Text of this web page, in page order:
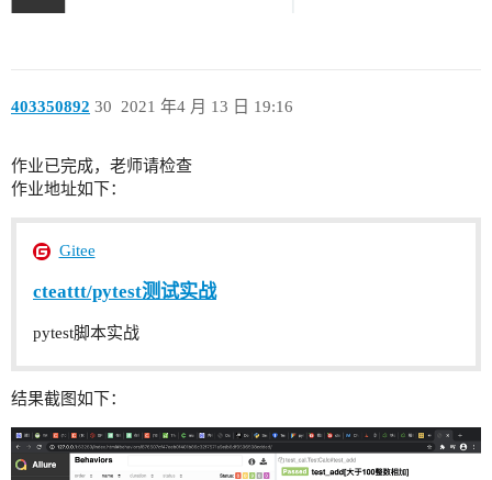
403350892 2021 年4 月 13 日 19:16
30
作业已完成，老师请检查
作业地址如下：
Gitee
cteattt/pytest测试实战
pytest脚本实战
结果截图如下：